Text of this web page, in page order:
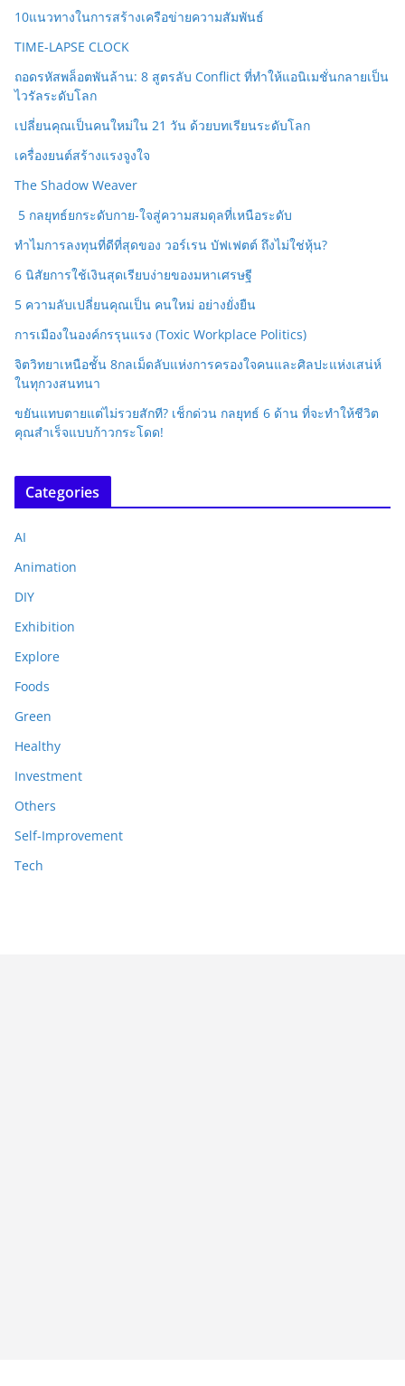
10แนวทางในการสร้างเครือข่ายความสัมพันธ์
TIME-LAPSE CLOCK
ถอดรหัสพล็อตพันล้าน: 8 สูตรลับ Conflict ที่ทำให้แอนิเมชั่นกลายเป็น
ไวรัลระดับโลก
เปลี่ยนคุณเป็นคนใหม่ใน 21 วัน ด้วยบทเรียนระดับโลก
เครื่องยนต์สร้างแรงจูงใจ
The Shadow Weaver
5 กลยุทธ์ยกระดับกาย-ใจสู่ความสมดุลที่เหนือระดับ
ทำไมการลงทุนที่ดีที่สุดของ วอร์เรน บัฟเฟตต์ ถึงไม่ใช่หุ้น?
6 นิสัยการใช้เงินสุดเรียบง่ายของมหาเศรษฐี
5 ความลับเปลี่ยนคุณเป็น คนใหม่ อย่างยั่งยืน
การเมืองในองค์กรรุนแรง (Toxic Workplace Politics)
จิตวิทยาเหนือชั้น 8กลเม็ดลับแห่งการครองใจคนและศิลปะแห่งเสน่ห์
ในทุกวงสนทนา
ขยันแทบตายแต่ไม่รวยสักที? เช็กด่วน กลยุทธ์ 6 ด้าน ที่จะทำให้ชีวิต
คุณสำเร็จแบบก้าวกระโดด!
Categories
AI
Animation
DIY
Exhibition
Explore
Foods
Green
Healthy
Investment
Others
Self-Improvement
Tech